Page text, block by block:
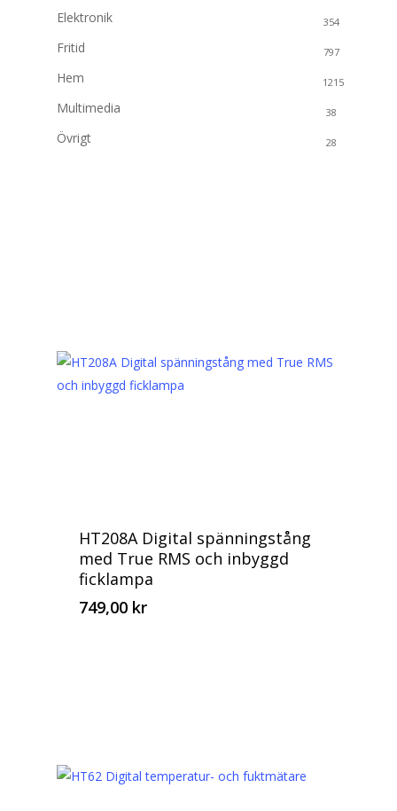
Elektronik 354
Fritid 797
Hem 1215
Multimedia 38
Övrigt 28
HT208A Digital spänningstång
med True RMS och inbyggd
ficklampa
749,00 kr